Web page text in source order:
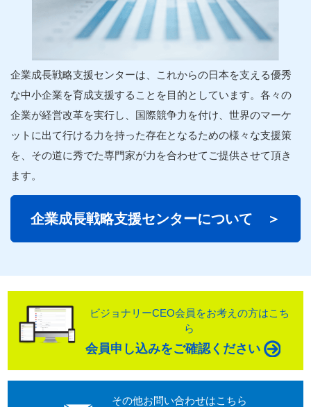
企業成長戦略支援センターは、これからの日本を支える優秀
な中小企業を育成支援することを目的としています。各々の
企業が経営改革を実行し、国際競争力を付け、世界のマーケ
ットに出て行ける力を持った存在となるための様々な支援策
を、その道に秀でた専門家が力を合わせてご提供させて頂き
ます。
企業成長戦略支援センターについて ＞
ビジョナリーCEO会員をお考えの方はこち
ら
会員申し込みをご確認ください
その他お問い合わせはこちら